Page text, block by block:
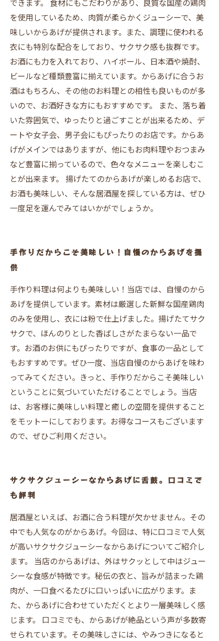
できます。 食材にもこだわりがあり、良質な国産の鶏肉
を使用しているため、肉質が柔らかくジューシーで、美
味しいからあげが提供されます。また、調理に使われる
衣にも特別な配合をしており、サクサク感も抜群です。
お酒にも力を入れており、ハイボール、日本酒や焼酎、
ビールなど種類豊富に揃えています。からあげに合うお
酒はもちろん、その他のお料理との相性も良いものが多
いので、お酒好きな方にもおすすめです。 また、落ち着
いた雰囲気で、ゆったりと過ごすことが出来るため、デ
ートや女子会、男子会にもぴったりのお店です。からあ
げがメインではありますが、他にもお肉料理やおつまみ
など豊富に揃っているので、色々なメニューを楽しむこ
とが出来ます。 揚げたてのからあげが楽しめるお店で、
お酒も美味しい、そんな居酒屋を探している方は、ぜひ
一度足を運んでみてはいかがでしょうか。
手作りだからこそ美味しい！自慢のからあげを提
供
手作り料理は何よりも美味しい！当店では、自慢のから
あげを提供しています。素材は厳選した新鮮な国産鶏肉
のみを使用し、衣には粉で仕上げました。揚げたてサク
サクで、ほんのりとした香ばしさがたまらない一品で
す。お酒のお供にもぴったりですが、食事の一品として
もおすすめです。ぜひ一度、当店自慢のからあげを味わ
ってみてください。きっと、手作りだからこそ美味しい
ということに気づいていただけることでしょう。当店
は、お客様に美味しい料理と癒しの空間を提供すること
をモットーにしております。お得なコースもございます
ので、ぜひご利用ください。
サクサクジューシーなからあげに舌鼓。口コミで
も評判
居酒屋といえば、お酒に合う料理が欠かせません。その
中でも人気なのがからあげ。今回は、特に口コミで人気
が高いサクサクジューシーなからあげについてご紹介し
ます。 当店のからあげは、外はサクッとして中はジュー
シーな食感が特徴です。秘伝の衣と、旨みが詰まった鶏
肉が、一口食べるたびに口いっぱいに広がります。ま
た、からあげに合わせていただくとより一層美味しく感
じます。 口コミでも、からあげが絶品という声が多数寄
せられています。その美味しさには、やみつきになると